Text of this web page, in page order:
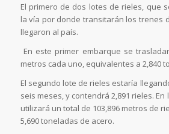
El primero de dos lotes de rieles, que
la vía por donde transitarán los trenes
llegaron al país.
En este primer embarque se
metros cada uno, equivalentes a 2,840
El segundo lote de rieles estaría
seis meses, y contendrá 2,891 rieles. En
utilizará un total de 103,896 metros de
5,690 toneladas de acero.